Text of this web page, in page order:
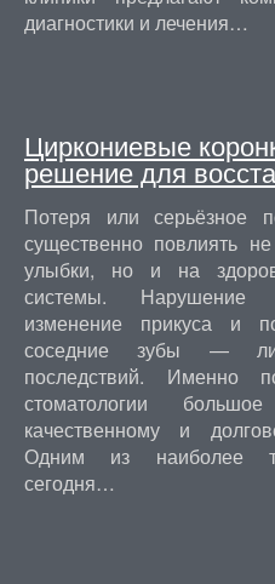
диагностики и лечения…
Циркониевые
решение для
Потеря или серьёзное
существенно повлиять
улыбки, но и на
системы. Нарушение
изменение прикуса и
соседние зубы —
последствий. Именно
стоматологии
качественному и
Одним из наиболее
сегодня…